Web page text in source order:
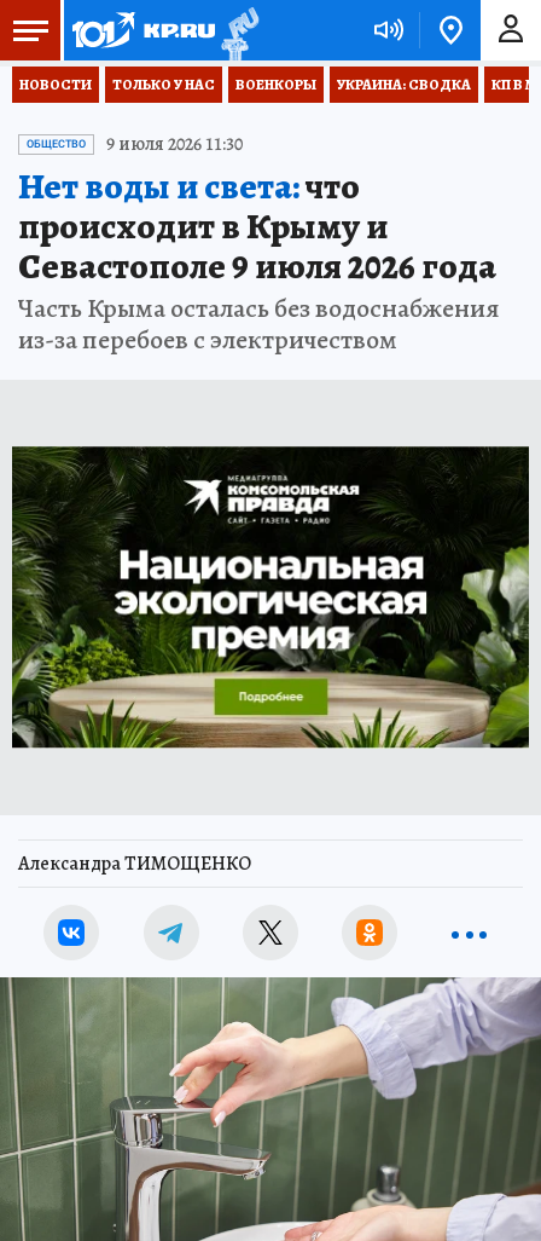
НОВОСТИ ТОЛЬКО У НАС ВОЕНКОРЫ УКРАИНА: СВОДКА КП В
ОБЩЕСТВО 9 июля 2026 11:30
Нет воды и света:что
происходит в Крыму и
Севастополе 9 июля 2026 года
Часть Крыма осталась без водоснабжения
из-за перебоев с электричеством
Александра ТИМОЩЕНКО